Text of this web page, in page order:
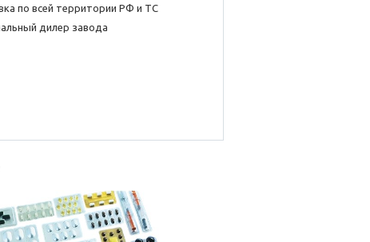
по всей территории РФ и ТС
дилер завода